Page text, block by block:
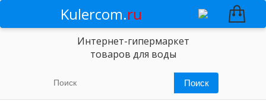
Kulercom.ru
Интернет-гипермаркет
товаров для воды